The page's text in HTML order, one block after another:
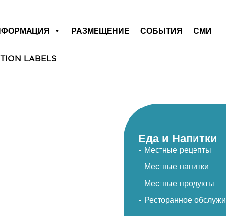
РАЗМЕЩЕНИЕ СОБЫТИЯ СМИ
LABELS
Еда и Напитки
- Местные рецепты
- Местные напитки
- Местные продукты
- Ресторанное